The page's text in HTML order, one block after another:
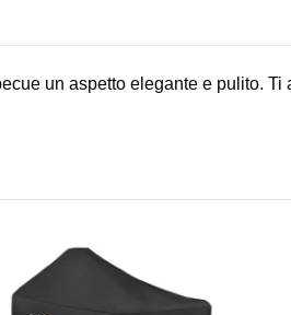
un aspetto elegante e pulito.